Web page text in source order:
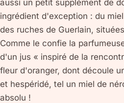
aussi un petit supplément de
ingrédient d'exception : du
des ruches de Guerlain,
Comme le confie la
d'un jus « inspiré de la
fleur d'oranger, dont découle
et hespéridé, tel un miel de
absolu !